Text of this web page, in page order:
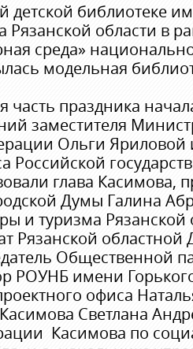
библиотеке
Рязанской области в
среда»
модельная
праздника
заместителя
Ольги Яриловой
Российской
глава Касимова,
Думы Галина
и туризма
Рязанской
Общественной
РОУНБ имени
офиса
Светлана
Касимова по